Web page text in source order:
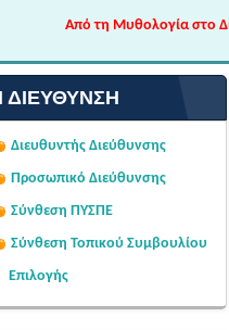
Από τη Μυθολογία στο
ΔΙΕΎΘΥΝΣΗ
Διευθυντής Διεύθυνσης
Προσωπικό Διεύθυνσης
Σύνθεση ΠΥΣΠΕ
Σύνθεση Τοπικού Συμβουλίου
Επιλογής